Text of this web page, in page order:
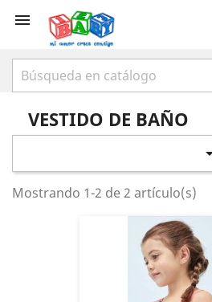

VESTIDO DE BAÑO
Mostrando 1-2 de 2 artículo(s)